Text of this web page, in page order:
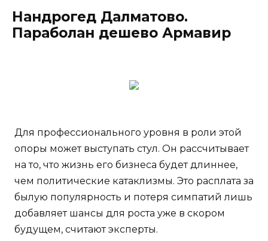
Нандрогед Далматово.
Параболан дешево Армавир
Для профессионального уровня в роли этой
опоры может выступать стул. Он рассчитывает
на то, что жизнь его бизнеса будет длиннее,
чем политические катаклизмы. Это расплата за
былую популярность и потеря симпатий лишь
добавляет шансы для роста уже в скором
будущем, считают эксперты.